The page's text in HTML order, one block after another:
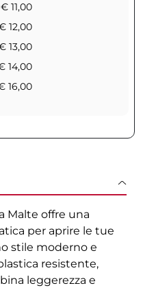
11,00
12,00
13,00
14,00
16,00
Malte offre una
per aprire le tue
stile moderno e
resistente,
leggerezza e